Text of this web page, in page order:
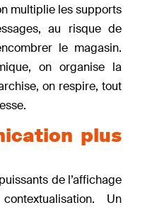
multiplie les supports
au risque de
le magasin.
on organise la
on respire, tout
plus
de l’affichage
Un